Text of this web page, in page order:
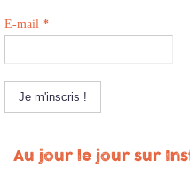
E-mail *
Au jour le jour sur